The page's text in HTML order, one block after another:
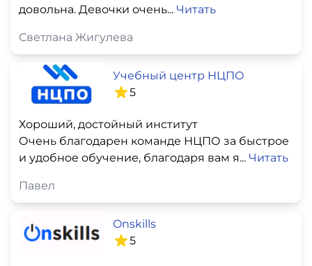
довольна. Девочки очень... Читать
Светлана Жигулева
Учебный центр НЦПО
5
Хороший, достойный институт
Очень благодарен команде НЦПО за быстрое
и удобное обучение, благодаря вам я... Читать
Павел
Onskills
5